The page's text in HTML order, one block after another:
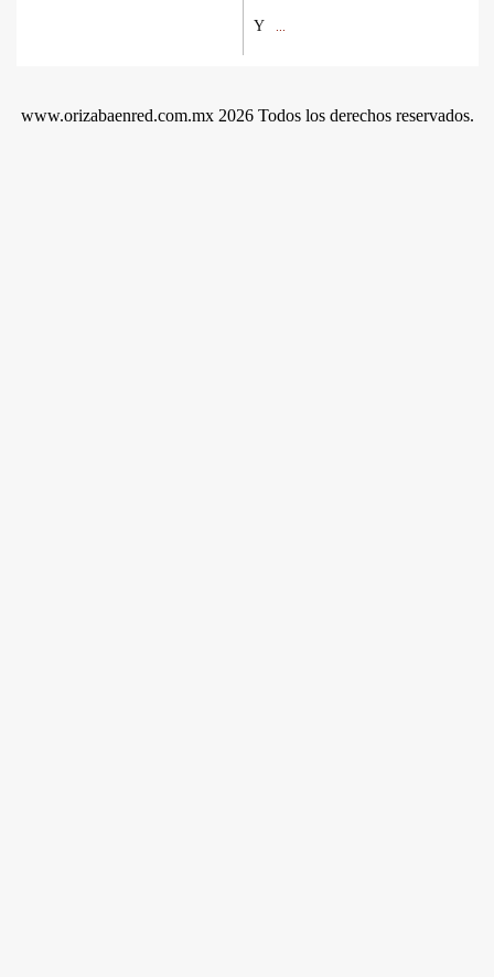
Y
www.orizabaenred.com.mx 2026 Todos los derechos reservados.